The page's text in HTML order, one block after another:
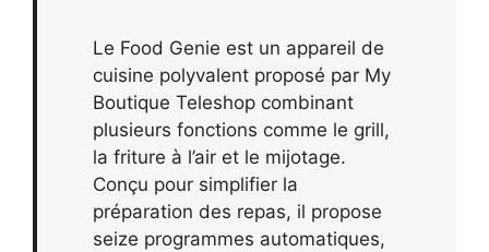
Le Food Genie est un appareil de
cuisine polyvalent proposé par My
Boutique Teleshop combinant
plusieurs fonctions comme le grill,
la friture à l’air et le mijotage.
Conçu pour simplifier la
préparation des repas, il propose
seize programmes automatiques,